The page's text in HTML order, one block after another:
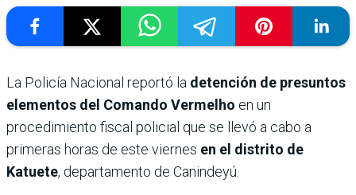
La Policía Nacional reportó la detención de presuntos
elementos del Comando Vermelho en un
procedimiento fiscal policial que se llevó a cabo a
primeras horas de este viernes en el distrito de
Katuete, departamento de Canindeyú.